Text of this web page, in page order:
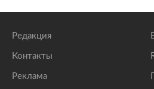
Редакция
Контакты
Реклама